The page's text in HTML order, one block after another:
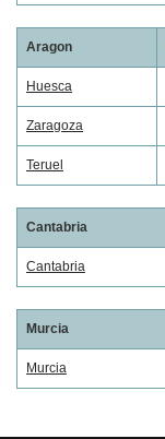
Aragon
Huesca
Zaragoza
Teruel
Cantabria
Cantabria
Murcia
Murcia